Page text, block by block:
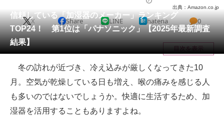
会員記事
メディア
注目記事を集めた総合ページ
ITの今と未来を見通す
スマホと通信の最新トレンド
信頼している「加湿器のメーカー」ランキング
TOP24！ 第1位は「パナソニック」【2025年最新調査
結果】
出典：Amazon.co.jp
X Share LINE hatena 0
目次を表示
冬の訪れが近づき、冷え込みが厳しくなってきた10
月。空気が乾燥している日も増え、喉の痛みを感じる人
も多いのではないでしょうか。快適に生活するため、加
湿器を活用することもありますよね。